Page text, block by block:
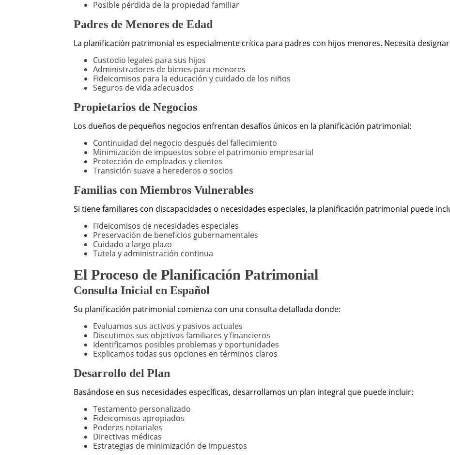
Posible pérdida de la propiedad familiar
Padres de Menores de Edad
La planificación patrimonial es especialmente crítica para padres con hijos menores. Necesita
Custodio legales para sus hijos
Administradores de bienes para menores
Fideicomisos para la educación y cuidado de los niños
Seguros de vida adecuados
Propietarios de Negocios
Los dueños de pequeños negocios enfrentan desafíos únicos en la planificación patrimonial:
Continuidad del negocio después del fallecimiento
Minimización de impuestos sobre el patrimonio empresarial
Protección de empleados y clientes
Transición suave a herederos o socios
Familias con Miembros Vulnerables
Si tiene familiares con discapacidades o necesidades especiales, la planificación patrimonial puede
Fideicomisos de necesidades especiales
Preservación de beneficios gubernamentales
Cuidado a largo plazo
Tutela y administración continua
El Proceso de Planificación Patrimonial
Consulta Inicial en Español
Su planificación patrimonial comienza con una consulta detallada donde:
Evaluamos sus activos y pasivos actuales
Discutimos sus objetivos familiares y financieros
Identificamos posibles problemas y oportunidades
Explicamos todas sus opciones en términos claros
Desarrollo del Plan
Basándose en sus necesidades específicas, desarrollamos un plan integral que puede incluir:
Testamento personalizado
Fideicomisos apropiados
Poderes notariales
Directivas médicas
Estrategias de minimización de impuestos